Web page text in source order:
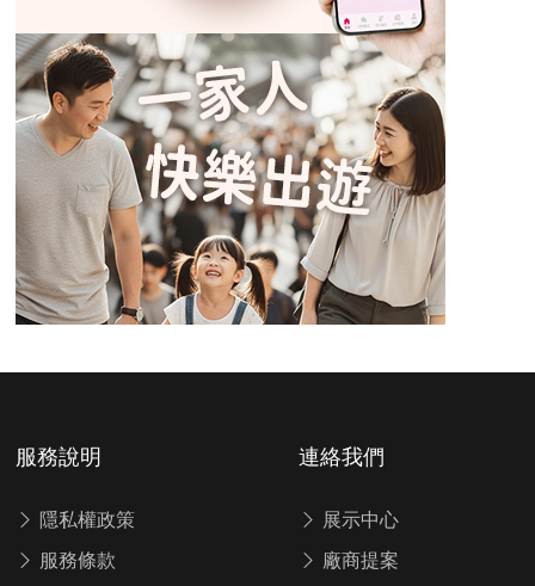
服務說明
隱私權政策
服務條款
連絡我們
展示中心
廠商提案